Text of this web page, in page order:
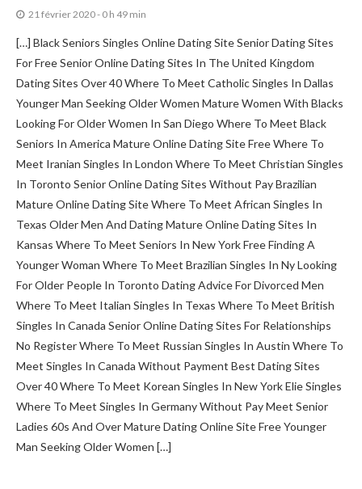
21 février 2020 - 0 h 49 min
[…] Black Seniors Singles Online Dating Site Senior Dating Sites
For Free Senior Online Dating Sites In The United Kingdom
Dating Sites Over 40 Where To Meet Catholic Singles In Dallas
Younger Man Seeking Older Women Mature Women With Blacks
Looking For Older Women In San Diego Where To Meet Black
Seniors In America Mature Online Dating Site Free Where To
Meet Iranian Singles In London Where To Meet Christian Singles
In Toronto Senior Online Dating Sites Without Pay Brazilian
Mature Online Dating Site Where To Meet African Singles In
Texas Older Men And Dating Mature Online Dating Sites In
Kansas Where To Meet Seniors In New York Free Finding A
Younger Woman Where To Meet Brazilian Singles In Ny Looking
For Older People In Toronto Dating Advice For Divorced Men
Where To Meet Italian Singles In Texas Where To Meet British
Singles In Canada Senior Online Dating Sites For Relationships
No Register Where To Meet Russian Singles In Austin Where To
Meet Singles In Canada Without Payment Best Dating Sites
Over 40 Where To Meet Korean Singles In New York Elie Singles
Where To Meet Singles In Germany Without Pay Meet Senior
Ladies 60s And Over Mature Dating Online Site Free Younger
Man Seeking Older Women […]